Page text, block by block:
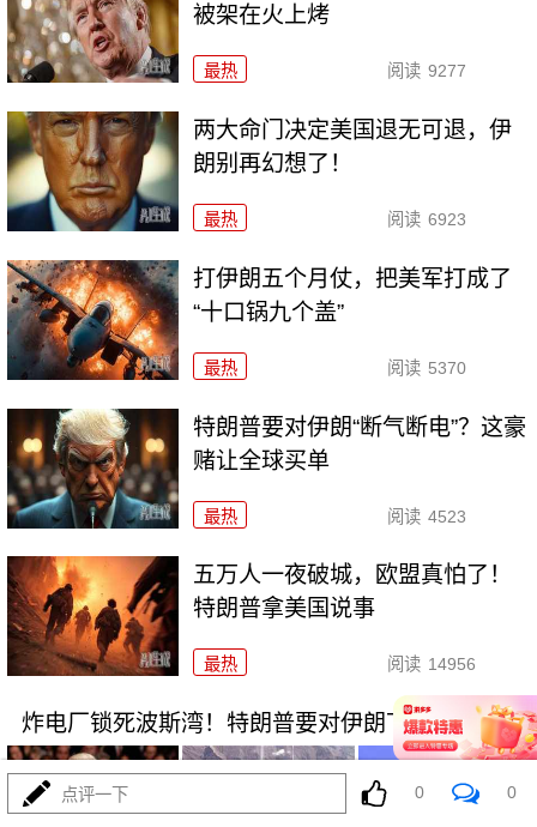
被架在火上烤
最热 阅读 9277
两大命门决定美国退无可退，伊
朗别再幻想了！
最热 阅读 6923
打伊朗五个月仗，把美军打成了
“十口锅九个盖”
最热 阅读 5370
特朗普要对伊朗“断气断电”？这豪
赌让全球买单
最热 阅读 4523
五万人一夜破城，欧盟真怕了！
特朗普拿美国说事
最热 阅读 14956
炸电厂锁死波斯湾！特朗普要对伊朗下死手了？
点评一下 0 0